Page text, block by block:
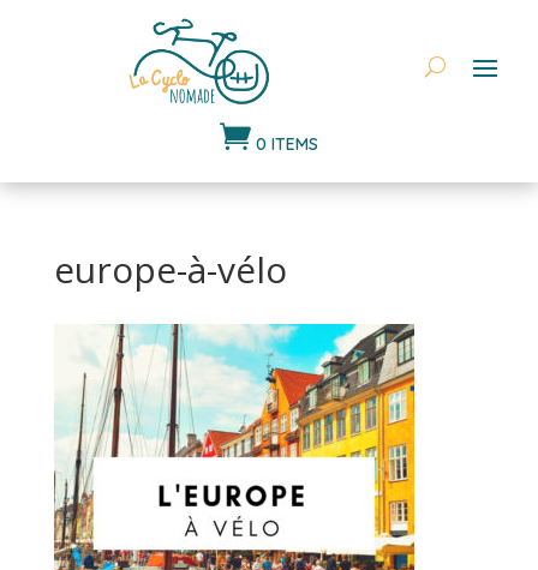
 0 ITEMS
europe-à-vélo